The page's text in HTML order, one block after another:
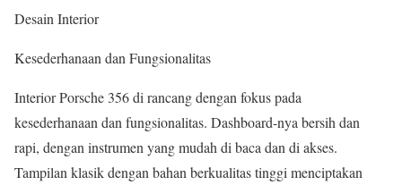
Desain Interior
Kesederhanaan dan Fungsionalitas
Interior Porsche 356 di rancang dengan fokus pada
kesederhanaan dan fungsionalitas. Dashboard-nya bersih dan
rapi, dengan instrumen yang mudah di baca dan di akses.
Tampilan klasik dengan bahan berkualitas tinggi menciptakan